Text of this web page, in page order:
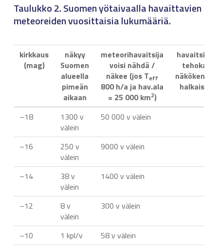
Taulukko 2. Suomen yötaivaalla havaittavien
meteoreiden vuosittaisia lukumääriä.
kirkkaus
(mag)
näkyy
Suomen
alueella
pimeän
aikaan
meteorihavaitsija
voisi nähdä /
näkee (jos Teff
800 h/a ja hav.ala
= 25 000 km2)
havaitsijan
tehokas
näkökentän
halkaisija
–18
1300 v
välein
50 000 v välein
–16
250 v
välein
9000 v välein
–14
38 v
välein
1400 v välein
–12
8 v
välein
300 v välein
–10 1 kpl/v
58 v välein